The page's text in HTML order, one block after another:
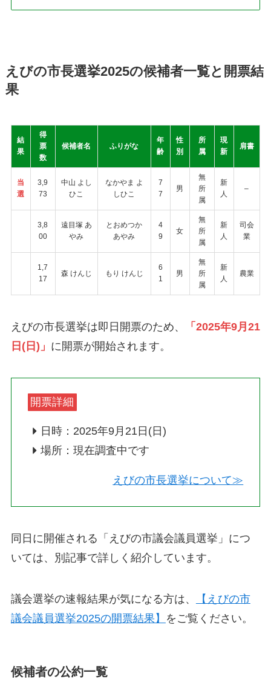
えびの市長選挙2025の候補者一覧と開票結
果
結
果
得
票
数
候補者名 ふりがな
年
齢
性
別
所
属
現
新
肩書
当
選
3,9
73
中山 よし
ひこ
なかやま よ
しひこ
7
7
男
無
所
属
新
人
–
3,8
00
遠目塚 あ
やみ
とおめつか
あやみ
4
9
女
無
所
属
新
人
司会
業
1,7
17
森 けんじ もり けんじ
6
1
男
無
所
属
新
人
農業
えびの市長選挙は即日開票のため、
「2025年9月21
日(日)」 に開票が開始されます。
開票詳細
日時：2025年9月21日(日)
場所：現在調査中です
えびの市長選挙について≫
同日に開催される「えびの市議会議員選挙」につ
いては、別記事で詳しく紹介しています。
議会選挙の速報結果が気になる方は、
【えびの市
議会議員選挙2025の開票結果】
をご覧ください。
候補者の公約一覧